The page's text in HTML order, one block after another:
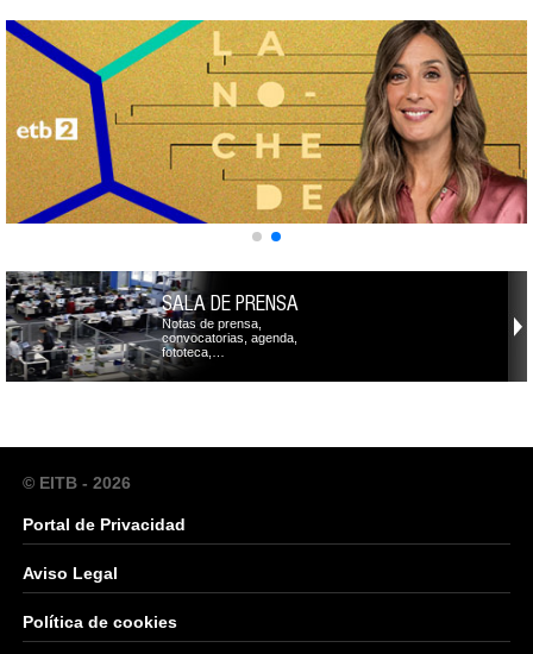
SALA DE PRENSA
Notas de prensa,
convocatorias, agenda,
fototeca,…
© EITB - 2026
Portal de Privacidad
Aviso Legal
Política de cookies